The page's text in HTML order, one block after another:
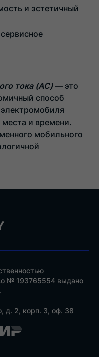
и эстетичный
тока (AC)— это
способ
и времени.
мобильного
№ 193765554 выдано
д. 2, корп. 3, оф. 38